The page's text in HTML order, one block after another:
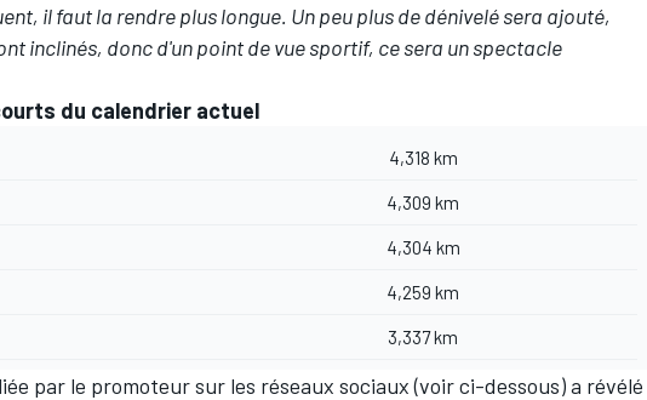
il faut la rendre plus longue. Un peu plus de dénivelé sera ajouté,
inclinés, donc d'un point de vue sportif, ce sera un spectacle
du calendrier actuel
4,318 km
4,309 km
4,304 km
4,259 km
3,337 km
par le promoteur sur les réseaux sociaux (voir ci-dessous) a révélé